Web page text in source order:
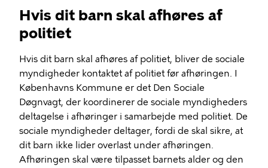
Hvis dit barn skal afhøres af
politiet
Hvis dit barn skal afhøres af politiet, bliver de sociale
myndigheder kontaktet af politiet før afhøringen. I
Københavns Kommune er det Den Sociale
Døgnvagt, der koordinerer de sociale myndigheders
deltagelse i afhøringer i samarbejde med politiet. De
sociale myndigheder deltager, fordi de skal sikre, at
dit barn ikke lider overlast under afhøringen.
Afhøringen skal være tilpasset barnets alder og den